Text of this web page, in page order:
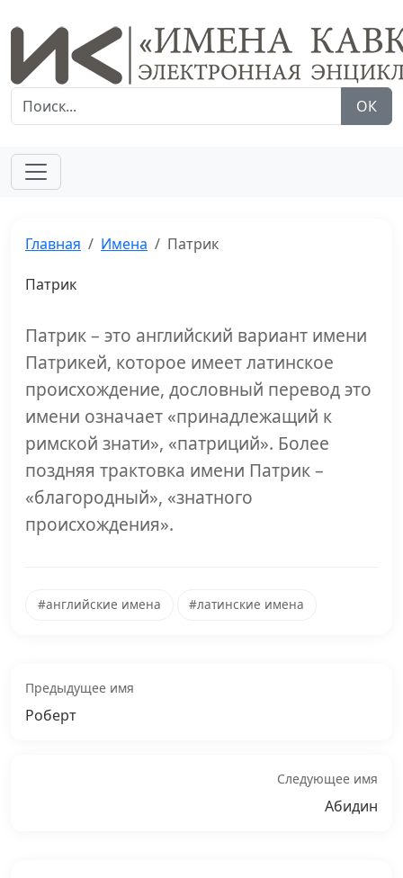
ОК
Главная Имена Патрик
Патрик
Патрик – это английский вариант имени
Патрикей, которое имеет латинское
происхождение, дословный перевод это
имени означает «принадлежащий к
римской знати», «патриций». Более
поздняя трактовка имени Патрик –
«благородный», «знатного
происхождения».
#английские имена #латинские имена
Предыдущее имя
Роберт
Следующее имя
Абидин